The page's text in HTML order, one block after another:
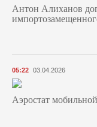
Антон Алиханов
05:22 03.04.2026
Аэростат